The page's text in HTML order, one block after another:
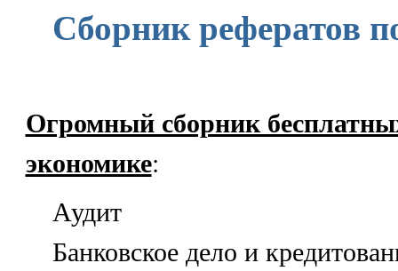
Сборник рефератов
Огромный сборник
экономике:
Аудит
Банковское дело и